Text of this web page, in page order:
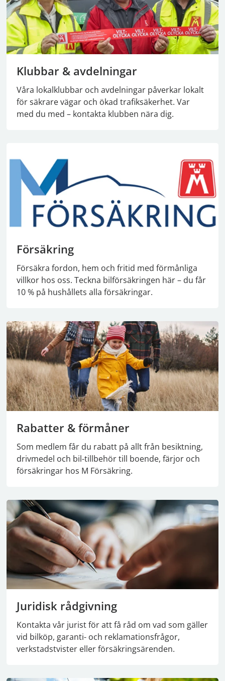
Klubbar & avdelningar
Våra lokalklubbar och avdelningar påverkar lokalt
för säkrare vägar och ökad trafiksäkerhet. Var
med du med – kontakta klubben nära dig.
Försäkring
Försäkra fordon, hem och fritid med förmånliga
villkor hos oss. Teckna bilförsäkringen här – du får
10 % på hushållets alla försäkringar.
Rabatter & förmåner
Som medlem får du rabatt på allt från besiktning,
drivmedel och bil-tillbehör till boende, färjor och
försäkringar hos M Försäkring.
Juridisk rådgivning
Kontakta vår jurist för att få råd om vad som gäller
vid bilköp, garanti- och reklamationsfrågor,
verkstadstvister eller försäkringsärenden.